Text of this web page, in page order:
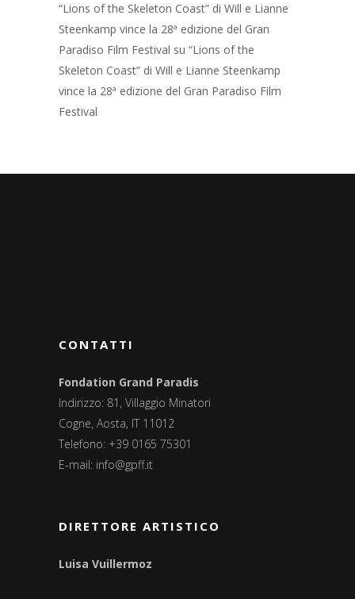
“Lions of the Skeleton Coast” di Will e Lianne
Steenkamp vince la 28ª edizione del Gran
Paradiso Film Festival su “Lions of the
Skeleton Coast” di Will e Lianne Steenkamp
vince la 28ª edizione del Gran Paradiso Film
Festival
CONTATTI
Fondation Grand Paradis
Indirizzo: 81, Villaggio Minatori
Cogne, Aosta, IT 11012
Telefono: +39 0165 75301
E-mail: info@gpff.it
DIRETTORE ARTISTICO
Luisa Vuillermoz